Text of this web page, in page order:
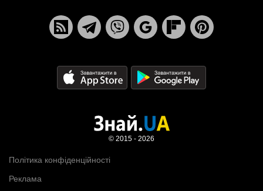
Політика конфіденційності
Реклама
© 2015 - 2026